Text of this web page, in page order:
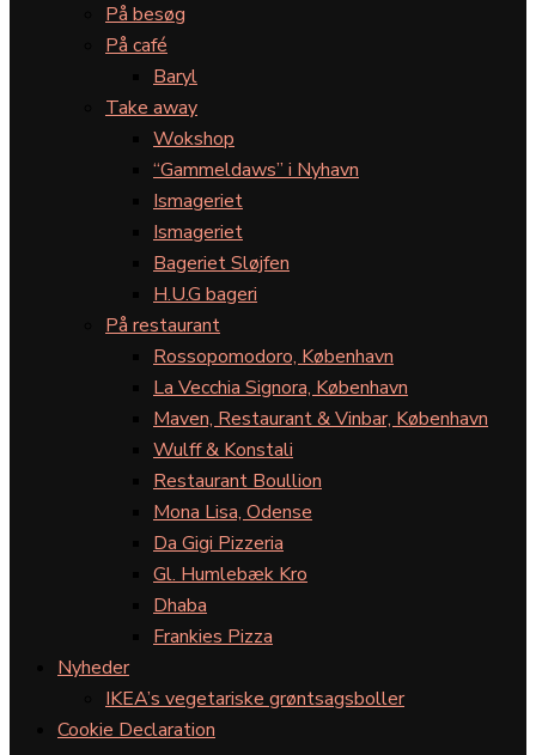
På besøg
På café
Baryl
Take away
Wokshop
“Gammeldaws” i Nyhavn
Ismageriet
Ismageriet
Bageriet Sløjfen
H.U.G bageri
På restaurant
Rossopomodoro, København
La Vecchia Signora, København
Maven, Restaurant & Vinbar, København
Wulff & Konstali
Restaurant Boullion
Mona Lisa, Odense
Da Gigi Pizzeria
Gl. Humlebæk Kro
Dhaba
Frankies Pizza
Nyheder
IKEA’s vegetariske grøntsagsboller
Cookie Declaration